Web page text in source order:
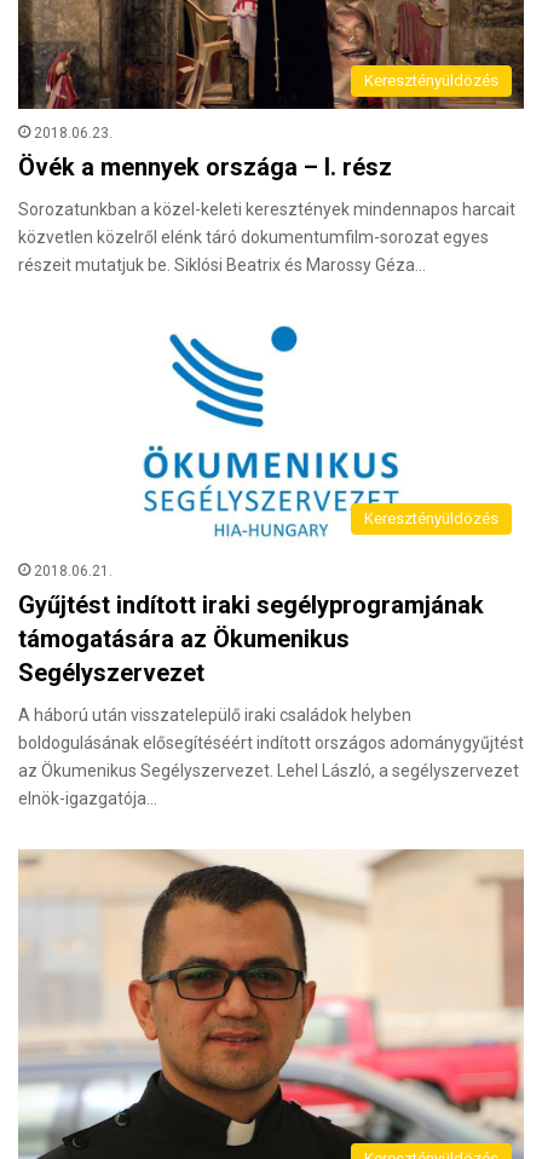
Keresztényüldözés
2018.06.23.
Övék a mennyek országa – I. rész
Sorozatunkban a közel-keleti keresztények mindennapos harcait
közvetlen közelről elénk táró dokumentumfilm-sorozat egyes
részeit mutatjuk be. Siklósi Beatrix és Marossy Géza…
Keresztényüldözés
2018.06.21.
Gyűjtést indított iraki segélyprogramjának
támogatására az Ökumenikus
Segélyszervezet
A háború után visszatelepülő iraki családok helyben
boldogulásának elősegítéséért indított országos adománygyűjtést
az Ökumenikus Segélyszervezet. Lehel László, a segélyszervezet
elnök-igazgatója…